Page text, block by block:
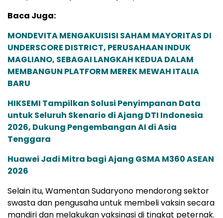
Baca Juga:
MONDEVITA MENGAKUISISI SAHAM MAYORITAS DI
UNDERSCORE DISTRICT, PERUSAHAAN INDUK
MAGLIANO, SEBAGAI LANGKAH KEDUA DALAM
MEMBANGUN PLATFORM MEREK MEWAH ITALIA
BARU
HIKSEMI Tampilkan Solusi Penyimpanan Data
untuk Seluruh Skenario di Ajang DTI Indonesia
2026, Dukung Pengembangan AI di Asia
Tenggara
Huawei Jadi Mitra bagi Ajang GSMA M360 ASEAN
2026
Selain itu, Wamentan Sudaryono mendorong sektor
swasta dan pengusaha untuk membeli vaksin secara
mandiri dan melakukan vaksinasi di tingkat peternak.